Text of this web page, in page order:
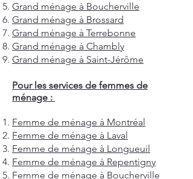
Grand ménage à Boucherville
Grand ménage à Brossard
Grand ménage à Terrebonne
Grand ménage à Chambly
Grand ménage à Saint-Jérôme
Pour les services de femmes de
ménage :
Femme de ménage à Montréal
Femme de ménage à Laval
Femme de ménage à Longueuil
Femme de ménage à Repentigny
Femme de ménage à Boucherville